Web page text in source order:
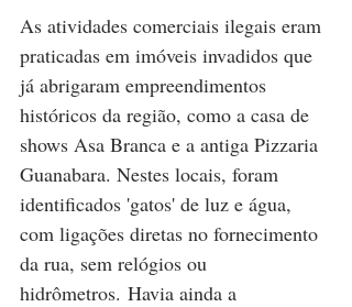
As atividades comerciais ilegais eram
praticadas em imóveis invadidos que
já abrigaram empreendimentos
históricos da região, como a casa de
shows Asa Branca e a antiga Pizzaria
Guanabara. Nestes locais, foram
identificados 'gatos' de luz e água,
com ligações diretas no fornecimento
da rua, sem relógios ou
hidrômetros. Havia ainda a